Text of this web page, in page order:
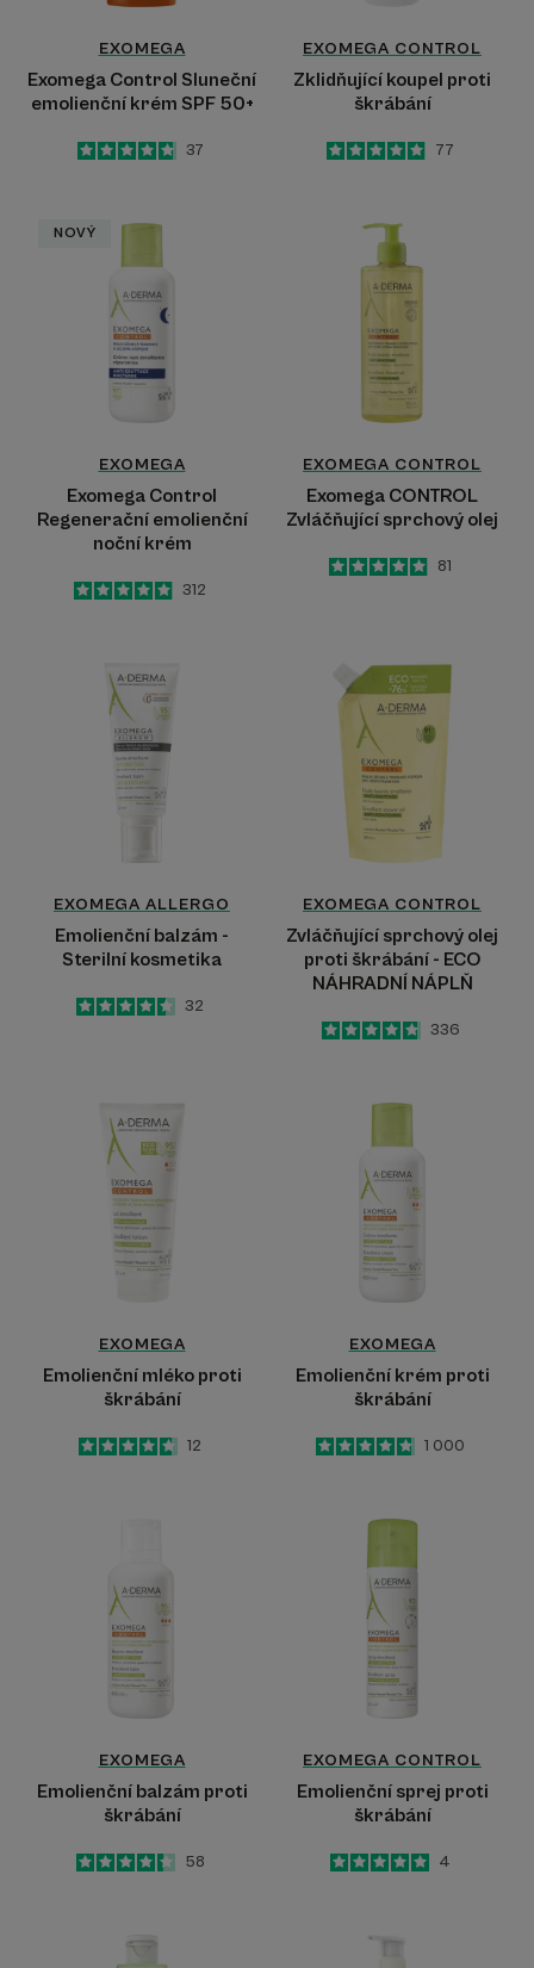
EXOMEGA
Exomega Control Sluneční
emolienční krém SPF 50+
4.8
/
5
37
EXOMEGA CONTROL
Zklidňující koupel proti
škrábání
4.9
/5
77
Exomega
Regenerační
emolienční
noční
krém
NOVÝ
EXOMEGA
Exomega Control
Regenerační emolienční
noční krém
5
/
5
312
Exomega
CONTROL
Zvláčňující
sprchový
olej
EXOMEGA CONTROL
Exomega CONTROL
Zvláčňující sprchový olej
5
/5
81
balzám
-
Sterilní
kosmetika
EXOMEGA ALLERGO
Emolienční balzám -
Sterilní kosmetika
4.5
/
5
32
sprchový
olej
proti
škrábání
-
ECO
NÁHRADNÍ
NÁPLŇ
EXOMEGA CONTROL
Zvláčňující sprchový olej
proti škrábání - ECO
NÁHRADNÍ NÁPLŇ
4.8
/
5
336
mléko
proti
škrábání
EXOMEGA
Emolienční mléko proti
škrábání
4.7
/5
12
Emolienční
proti
škrábání
EXOMEGA
Emolienční krém proti
škrábání
4.8
/5
1 000
škrábání
EXOMEGA
Emolienční balzám proti
škrábání
4.3
/5
58
Emolienční
proti
škrábání
EXOMEGA CONTROL
Emolienční sprej proti
škrábání
5
/5
4